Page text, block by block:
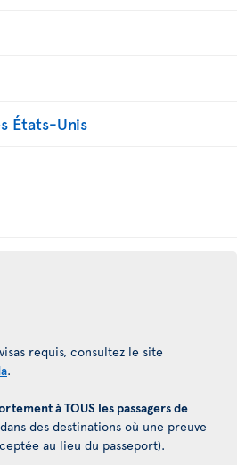
États-Unis
requis, consultez le site
.
à TOUS les passagers de
des destinations où une preuve
au lieu du passeport).